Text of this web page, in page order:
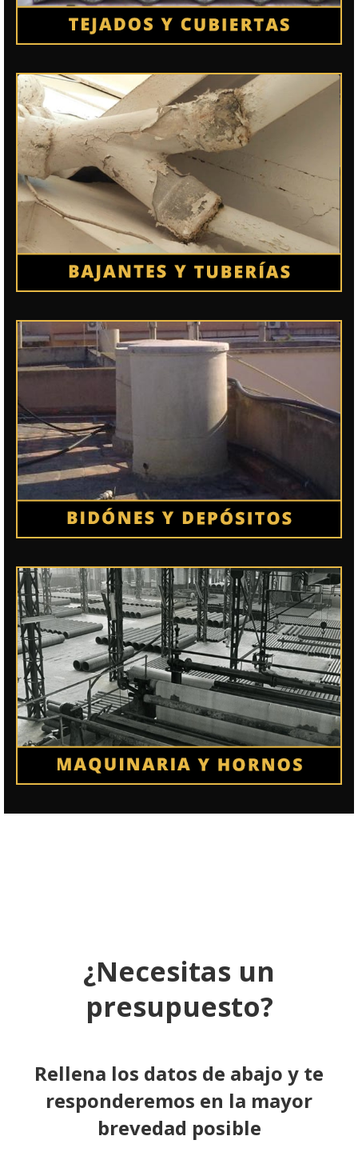
¿Necesitas un
presupuesto?
Rellena los datos de abajo y te
responderemos en la mayor
brevedad posible